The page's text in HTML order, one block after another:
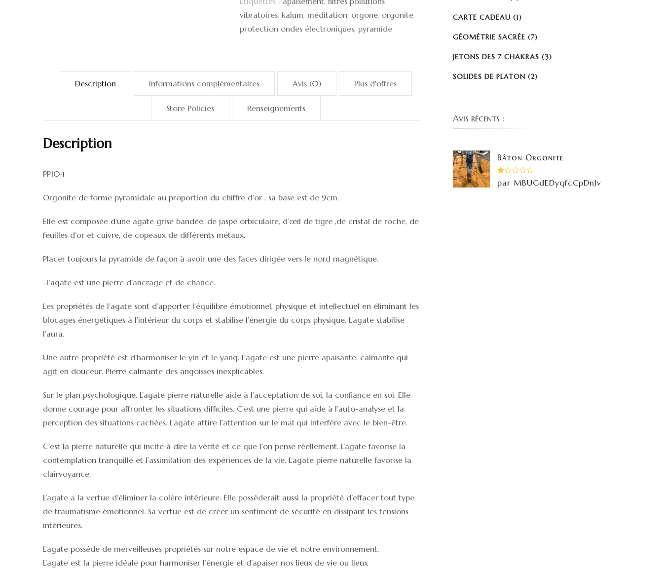
vibratoires, kalum, méditation, orgone, orgonite,
protection ondes électroniques, pyramide
Description Informations complémentaires Avis (0) Plus d'offres
Store Policies Renseignements
Description
PP104
Orgonite de forme pyramidale au proportion du chiffre d’or , sa base est de 9cm.
Elle est composée d’une agate grise bandée, de jaspe orbiculaire, d’œil de tigre ,de cristal de roche, de
feuilles d’or et cuivre, de copeaux de différents métaux.
Placer toujours la pyramide de façon à avoir une des faces dirigée vers le nord magnétique.
-L’agate est une pierre d’ancrage et de chance.
Les propriétés de l’agate sont d’apporter l’équilibre émotionnel, physique et intellectuel en éliminant les
blocages énergétiques à l’intérieur du corps et stabilise l’énergie du corps physique. L’agate stabilise
l’aura.
Une autre propriété est d’harmoniser le yin et le yang. L’agate est une pierre apaisante, calmante qui
agit en douceur. Pierre calmante des angoisses inexplicables.
Sur le plan psychologique, L’agate pierre naturelle aide à l’acceptation de soi, la confiance en soi. Elle
donne courage pour affronter les situations difficiles. C’est une pierre qui aide à l’auto-analyse et la
perception des situations cachées. L’agate attire l’attention sur le mal qui interfère avec le bien-être.
C’est la pierre naturelle qui incite à dire la vérité et ce que l’on pense réellement. L’agate favorise la
contemplation tranquille et l’assimilation des expériences de la vie. L’agate pierre naturelle favorise la
clairvoyance.
L’agate a la vertue d’éliminer la colère intérieure. Elle possèderait aussi la propriété d’effacer tout type
de traumatisme émotionnel. Sa vertue est de créer un sentiment de sécurité en dissipant les tensions
intérieures.
L’agate posséde de merveilleuses propriétés sur notre espace de vie et notre environnement.
L’agate est la pierre idéale pour harmoniser l’énergie et d’apaiser nos lieux de vie ou lieux
CARTE CADEAU (1)
GÉOMÉTRIE SACRÉE (7)
JETONS DES 7 CHAKRAS (3)
SOLIDES DE PLATON (2)
Avis récents :
Bâton Orgonite
1
par MBUGdEDyqfcCpDnJv